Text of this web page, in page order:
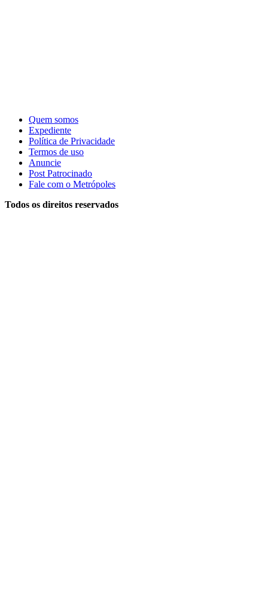
Quem somos
Expediente
Política de Privacidade
Termos de uso
Anuncie
Post Patrocinado
Fale com o Metrópoles
Todos os direitos reservados